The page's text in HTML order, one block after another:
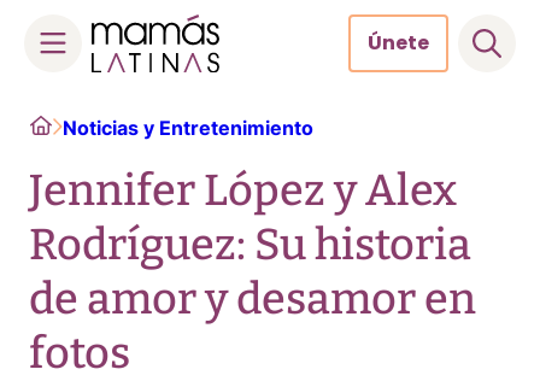
content
Únete
HomeNoticias y Entretenimiento
Jennifer López y Alex
Rodríguez: Su historia
de amor y desamor en
fotos